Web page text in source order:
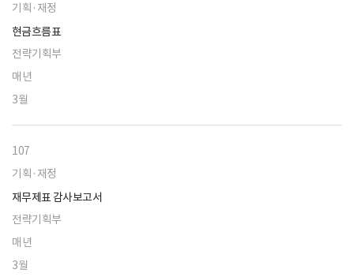
기획·재정
현금흐름표
전략기획부
매년
3월
107
기획·재정
재무제표 감사보고서
전략기획부
매년
3월